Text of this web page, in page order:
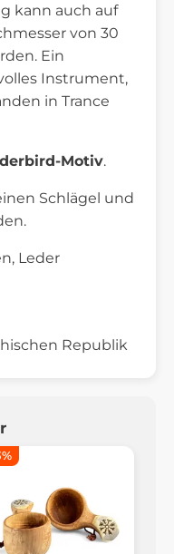
kann auch auf
von 30
Ein
Instrument,
in Trance
Motiv.
Schlägel und
Leder
Republik